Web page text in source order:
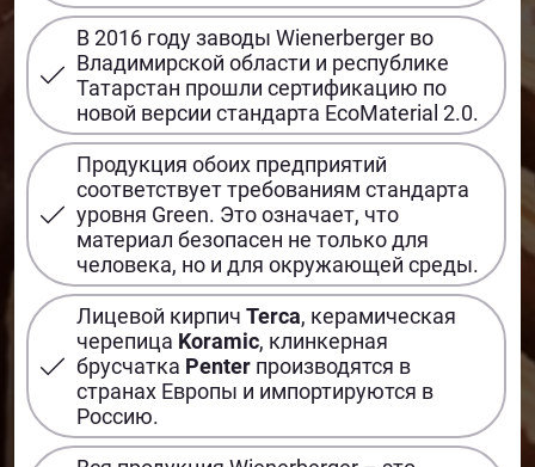
В 2016 году заводы Wienerberger во
Владимирской области и республике
Татарстан прошли сертификацию по
новой версии стандарта EcoMaterial 2.0.
Продукция обоих предприятий
соответствует требованиям стандарта
уровня Green. Это означает, что
материал безопасен не только для
человека, но и для окружающей среды.
Лицевой кирпич Terca, керамическая
черепица Koramic, клинкерная
брусчатка Penter производятся в
странах Европы и импортируются в
Россию.